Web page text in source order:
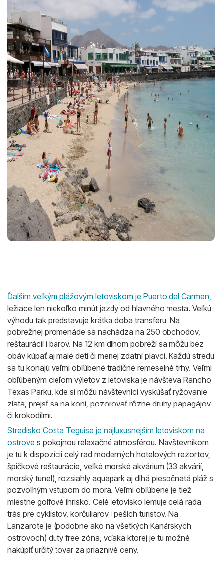
Ďalším veľkým plážovým letoviskom je Puerto del Carmen,
ležiace len niekoľko minút jazdy od hlavného mesta. Veľkú
výhodu tak predstavuje krátka doba transferu. Na
pobrežnej promenáde sa nachádza na 250 obchodov,
reštaurácií i barov. Na 12 km dlhom pobreží sa môžu bez
obáv kúpať aj malé deti či menej zdatní plavci. Každú stredu
sa tu konajú veľmi obľúbené tradičné remeselné trhy. Veľmi
obľúbeným cieľom výletov z letoviska je návšteva Rancho
Texas Parku, kde si môžu návštevníci vyskúšať ryžovanie
zlata, prejsť sa na koni, pozorovať rôzne druhy papagájov
či krokodílmi.
Stredisko Costa Teguise je najluxusnejším letoviskom na
ostrove s pokojnou relaxačné atmosférou. Návštevníkom
je tu k dispozícii celý rad moderných hotelových rezortov,
špičkové reštaurácie, veľké morské akvárium (33 akvárií,
morský tunel), rozsiahly aquapark aj dlhá piesočnatá pláž s
pozvoľným vstupom do mora. Veľmi obľúbené je tiež
miestne golfové ihrisko. Celé letovisko lemuje celá rada
trás pre cyklistov, korčuliarov i peších turistov. Na
Lanzarote je (podobne ako na všetkých Kanárskych
ostrovoch) duty free zóna, vďaka ktorej je tu možné
nakúpiť určitý tovar za priaznivé ceny.